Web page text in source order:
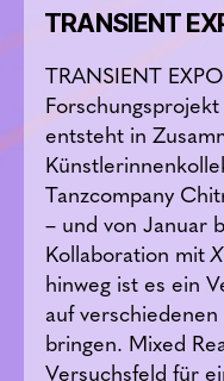
TRANSIENT
TRANSIENT
entsteht in
Tanzcompany
– und von Januar
Kollaboration mit
hinweg ist es ein
auf
bringen. Mixed
Versuchsfeld für